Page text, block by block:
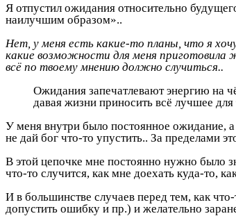
Я отпустил ожидания относительно
наилучшим образом»..
Нет, у меня есть какие-то планы, что я
какие возможности для меня приготовила
всё по твоему мнению должно случиться..
Ожидания запечатлевают энергию на
давая жизни приносить всё лучшее
У меня внутри было постоянное ожидание,
не дай бог что-то упустить.. За пределами
В этой цепочке мне постоянно нужно было
что-то случится, как мне доехать куда-то,
И в большинстве случаев перед тем, как
допустить ошибку и пр.) и желательно